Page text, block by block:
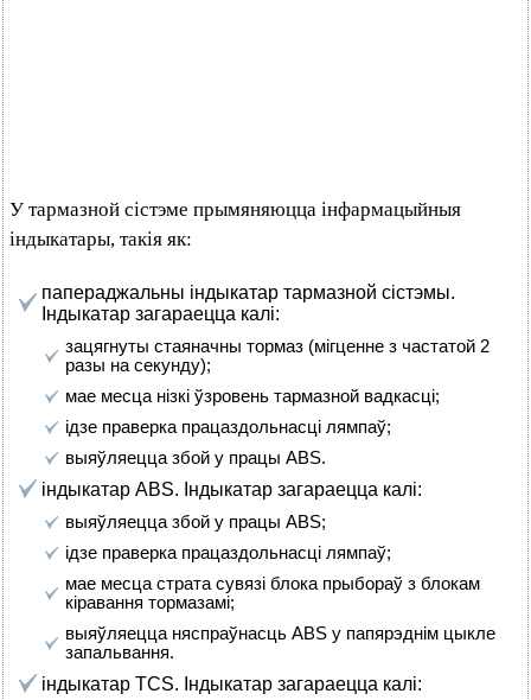
У тармазной сістэме прымяняюцца інфармацыйныя
індыкатары, такія як:
папераджальны індыкатар тармазной сістэмы.
Індыкатар загараецца калі:
зацягнуты стаяначны тормаз (мігценне з частатой 2
разы на секунду);
мае месца нізкі ўзровень тармазной вадкасці;
ідзе праверка працаздольнасці лямпаў;
выяўляецца збой у працы ABS.
індыкатар ABS. Індыкатар загараецца калі:
выяўляецца збой у працы ABS;
ідзе праверка працаздольнасці лямпаў;
мае месца страта сувязі блока прыбораў з блокам
кіравання тормазамі;
выяўляецца няспраўнасць ABS у папярэднім цыкле
запальвання.
індыкатар TCS. Індыкатар загараецца калі: